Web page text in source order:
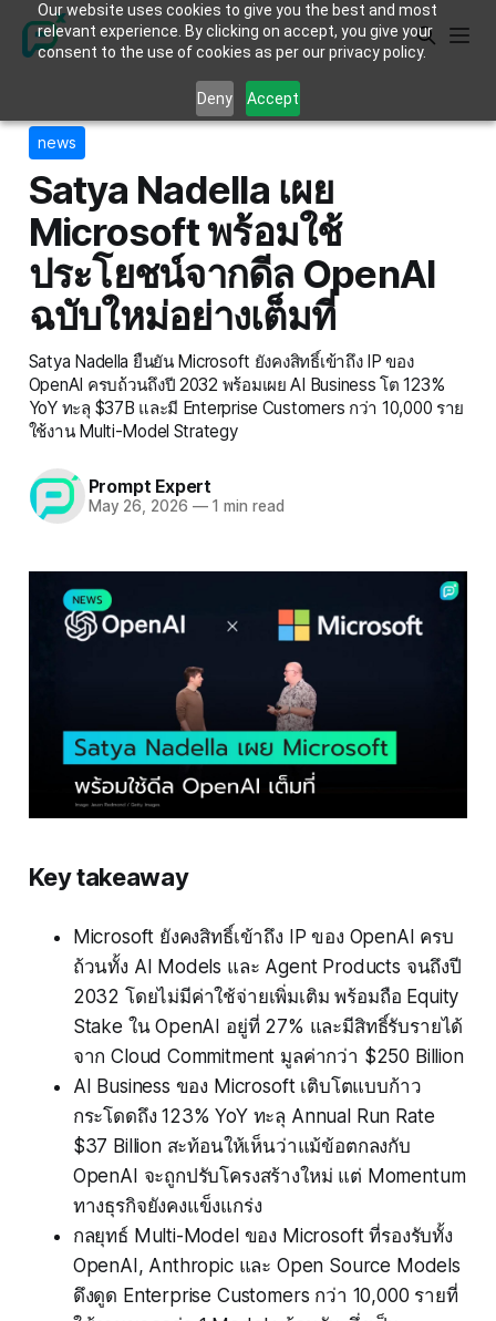
Our website uses cookies to give you the best and most
relevant experience. By clicking on accept, you give your
consent to the use of cookies as per our privacy policy.
Deny Accept
news
Satya Nadella เผย
Microsoft พร้อมใช้
ประโยชน์จากดีล OpenAI
ฉบับใหม่อย่างเต็มที่
Satya Nadella ยืนยัน Microsoft ยังคงสิทธิ์เข้าถึง IP ของ
OpenAI ครบถ้วนถึงปี 2032 พร้อมเผย AI Business โต 123%
YoY ทะลุ $37B และมี Enterprise Customers กว่า 10,000 ราย
ใช้งาน Multi-Model Strategy
Prompt Expert
May 26, 2026 —1 min read
Key takeaway
Microsoft ยังคงสิทธิ์เข้าถึง IP ของ OpenAI ครบ
ถ้วนทั้ง AI Models และ Agent Products จนถึงปี
2032 โดยไม่มีค่าใช้จ่ายเพิ่มเติม พร้อมถือ Equity
Stake ใน OpenAI อยู่ที่ 27% และมีสิทธิ์รับรายได้
จาก Cloud Commitment มูลค่ากว่า $250 Billion
AI Business ของ Microsoft เติบโตแบบก้าว
กระโดดถึง 123% YoY ทะลุ Annual Run Rate
$37 Billion สะท้อนให้เห็นว่าแม้ข้อตกลงกับ
OpenAI จะถูกปรับโครงสร้างใหม่ แต่ Momentum
ทางธุรกิจยังคงแข็งแกร่ง
กลยุทธ์ Multi-Model ของ Microsoft ที่รองรับทั้ง
OpenAI, Anthropic และ Open Source Models
ดึงดูด Enterprise Customers กว่า 10,000 รายที่